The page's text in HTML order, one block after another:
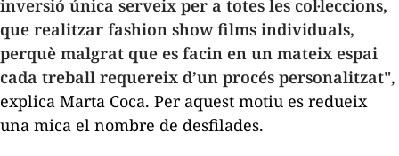
inversió única serveix per a totes les col·leccions,
que realitzar fashion show films individuals,
perquè malgrat que es facin en un mateix espai
cada treball requereix d’un procés personalitzat",
explica Marta Coca. Per aquest motiu es redueix
una mica el nombre de desfilades.